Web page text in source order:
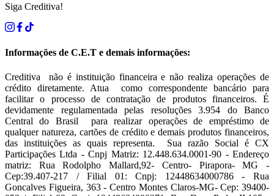
Siga Creditiva!
Informações de C.E.T e demais informações:
Creditiva não é instituição financeira e não realiza operações de
crédito diretamente. Atua como correspondente bancário para
facilitar o processo de contratação de produtos financeiros. É
devidamente regulamentada pelas resoluções 3.954 do Banco
Central do Brasil para realizar operações de empréstimo de
qualquer natureza, cartões de crédito e demais produtos financeiros,
das instituições as quais representa. Sua razão Social é CX
Participações Ltda - Cnpj Matriz: 12.448.634.0001-90 - Endereço
matriz: Rua Rodolpho Mallard,92- Centro- Pirapora- MG -
Cep:39.407-217 / Filial 01: Cnpj: 12448634000786 - Rua
Goncalves Figueira, 363 - Centro Montes Claros-MG- Cep: 39400-